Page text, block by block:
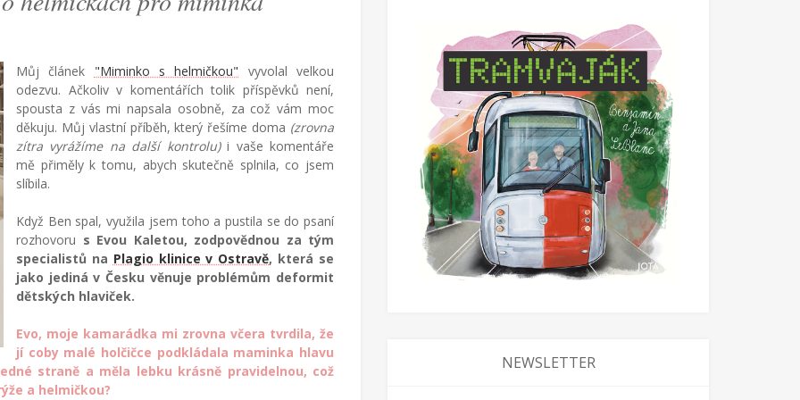
Můj článek "Miminko s helmičkou" vyvolal velkou
odezvu. Ačkoliv v komentářích tolik příspěvků není,
spousta z vás mi napsala osobně, za což vám moc
děkuju. Můj vlastní příběh, který řešíme doma (zrovna
zítra vyrážíme na další kontrolu)i vaše komentáře
mě přiměly k tomu, abych skutečně splnila, co jsem
slíbila.
Když Ben spal, využila jsem toho a pustila se do psaní
rozhovoru s Evou Kaletou, zodpovědnou za tým
specialistů na Plagio klinice v Ostravě, která se
jako jediná v Česku věnuje problémům deformit
dětských hlaviček.
Evo, moje kamarádka mi zrovna včera tvrdila, že
jí coby malé holčičce podkládala maminka hlavu
straně a měla lebku krásně pravidelnou, což
a helmičkou?
NEWSLETTER